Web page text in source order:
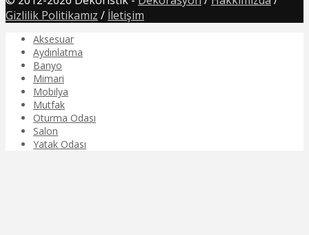
Gizlilik Politikamız / İletişim
Aksesuar
Aydınlatma
Banyo
Mimari
Mobilya
Mutfak
Oturma Odası
Salon
Yatak Odası